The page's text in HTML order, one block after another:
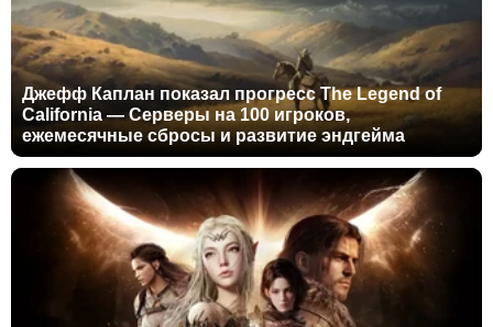
Джефф Каплан показал прогресс The Legend of
California — Серверы на 100 игроков,
ежемесячные сбросы и развитие эндгейма